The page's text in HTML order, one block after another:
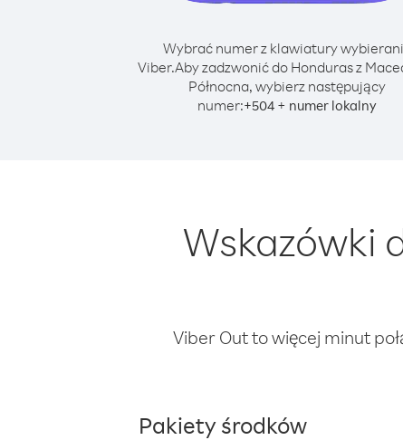
Wybrać numer z klawiatury
Viber.Aby zadzwonić do Honduras z
Północna, wybierz następujący
numer:+504 + numer lokalny
Wskazówki
Viber Out to więcej minut
Pakiety środków